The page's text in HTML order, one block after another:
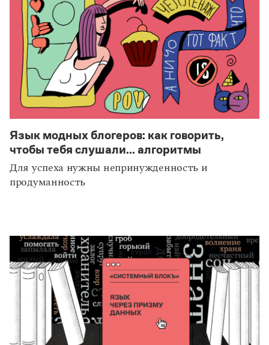
Язык модных блогеров: как говорить,
чтобы тебя слушали... алгоритмы
Для успеха нужны непринужденность и
продуманность